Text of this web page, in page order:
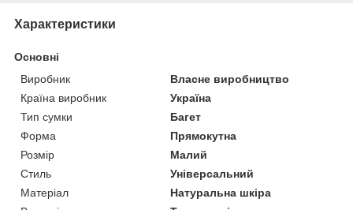
Характеристики
Основні
Виробник
Власне виробництво
Країна виробник
Україна
Тип сумки
Багет
Форма
Прямокутна
Розмір
Малий
Стиль
Універсальний
Матеріал
Натуральна шкіра